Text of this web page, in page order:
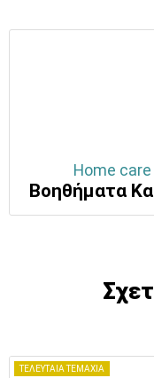
Home
Βοηθήματα
ΤΕΛΕΥΤΑΙΑ ΤΕΜΑΧΙΑ